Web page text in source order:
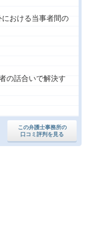
この弁護士事務所の
口コミ評判を見る
おける当事者間の
の話合いで解決す